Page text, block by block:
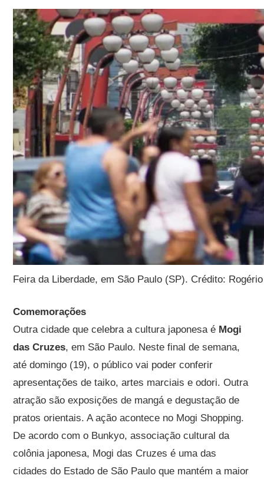
Feira da Liberdade, em São Paulo (SP). Crédito:
Comemorações
Outra cidade que celebra a cultura japonesa é Mogi
das Cruzes, em São Paulo. Neste final de semana,
até domingo (19), o público vai poder conferir
apresentações de taiko, artes marciais e odori. Outra
atração são exposições de mangá e degustação de
pratos orientais. A ação acontece no Mogi Shopping.
De acordo com o Bunkyo, associação cultural da
colônia japonesa, Mogi das Cruzes é uma das
cidades do Estado de São Paulo que mantém a maior